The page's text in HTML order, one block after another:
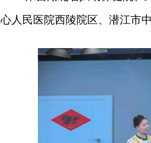
心人民医院西陵院区、潜江市